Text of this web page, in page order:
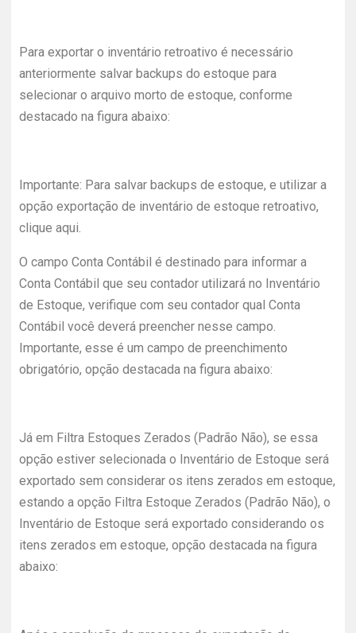
Para exportar o inventário retroativo é necessário
anteriormente salvar backups do estoque para
selecionar o arquivo morto de estoque, conforme
destacado na figura abaixo:
Importante: Para salvar backups de estoque, e utilizar a
opção exportação de inventário de estoque retroativo,
clique aqui.
O campo Conta Contábil é destinado para informar a
Conta Contábil que seu contador utilizará no Inventário
de Estoque, verifique com seu contador qual Conta
Contábil você deverá preencher nesse campo.
Importante, esse é um campo de preenchimento
obrigatório, opção destacada na figura abaixo:
Já em Filtra Estoques Zerados (Padrão Não), se essa
opção estiver selecionada o Inventário de Estoque será
exportado sem considerar os itens zerados em estoque,
estando a opção Filtra Estoque Zerados (Padrão Não), o
Inventário de Estoque será exportado considerando os
itens zerados em estoque, opção destacada na figura
abaixo: